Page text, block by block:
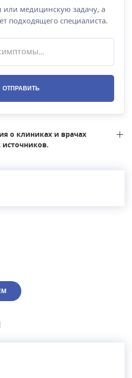
медицинскую задачу, а
подходящего специалиста.
ОТПРАВИТЬ
о клиниках и врачах